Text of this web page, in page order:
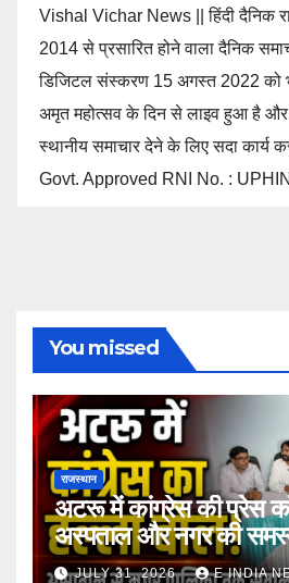
Vishal Vichar News || हिंदी दैनिक
2014 से प्रसारित होने वाला दैनिक
डिजिटल संस्करण 15 अगस्त 2022 को
अमृत महोत्सव के दिन से लाइव हुआ है
स्थानीय समाचार देने के लिए सदा कार्य
Govt. Approved RNI No. :
You missed
राजस्थान
अटरू में कांग्रेस की प्रेस
अस्पताल और नगर की
सवाल
JULY 31, 2026 E INDIA